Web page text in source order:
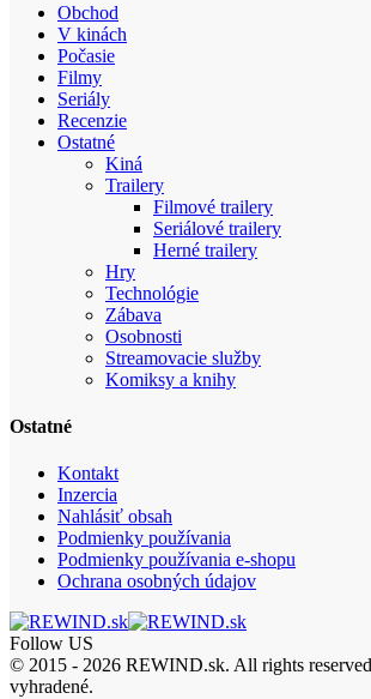
Obchod
V kinách
Počasie
Filmy
Seriály
Recenzie
Ostatné
Kiná
Trailery
Filmové trailery
Seriálové trailery
Herné trailery
Hry
Technológie
Zábava
Osobnosti
Streamovacie služby
Komiksy a knihy
Ostatné
Kontakt
Inzercia
Nahlásiť obsah
Podmienky používania
Podmienky používania e-shopu
Ochrana osobných údajov
Follow US
© 2015 - 2026 REWIND.sk. All rights
vyhradené.